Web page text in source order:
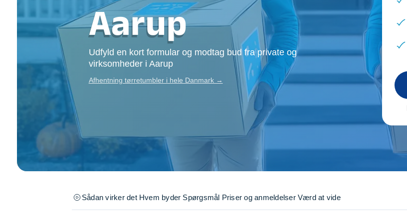
Opsætning af skillevæg
Rengøring
Tømrer
Træfældning
Tunge løft
TV installation og opsætning
Underholdning
Vinduespudsning
Se alle...
Aarup
Udfyld en kort formular og modtag bud fra private og
virksomheder i Aarup
Afhentning tørretumbler i hele Danmark →
Sådan virker det Hvem byder Spørgsmål Priser og anmeldelser Værd at vide